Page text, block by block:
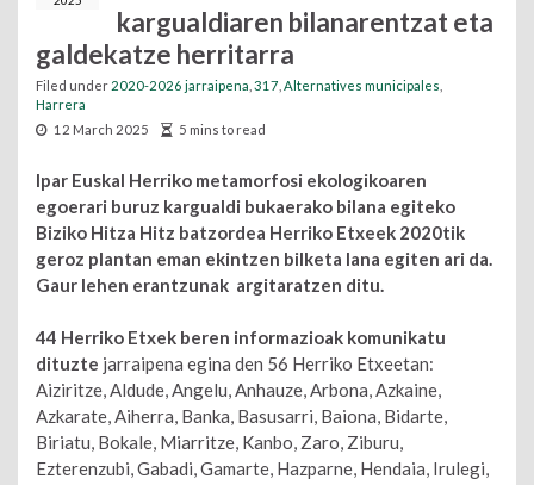
kargualdiaren bilanarentzat eta
galdekatze herritarra
Filed under 2020-2026 jarraipena 317 Alternatives municipales
Harrera
12 March 2025
5 mins to read
Ipar Euskal Herriko metamorfosi ekologikoaren
egoerari buruz kargualdi bukaerako bilana egiteko
Biziko Hitza Hitz batzordea Herriko Etxeek 2020tik
geroz plantan eman ekintzen bilketa lana egiten ari da.
Gaur lehen erantzunak argitaratzen ditu.
44 Herriko Etxek beren informazioak komunikatu
dituzte jarraipena egina den 56 Herriko Etxeetan:
Aiziritze, Aldude, Angelu, Anhauze, Arbona, Azkaine,
Azkarate, Aiherra, Banka, Basusarri, Baiona, Bidarte,
Biriatu, Bokale, Miarritze, Kanbo, Zaro, Ziburu,
Ezterenzubi, Gabadi, Gamarte, Hazparne, Hendaia, Irulegi,